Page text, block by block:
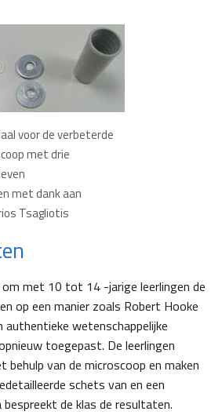
voor de verbeterde
met drie
met dank aan
Tsagliotis
met 10 tot 14 -jarige leerlingen de
op een manier zoals Robert Hooke
authentieke wetenschappelijke
toegepast. De leerlingen
behulp van de microscoop en maken
schets van en een
bespreekt de klas de resultaten.